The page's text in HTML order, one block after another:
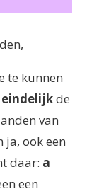
te kunnen
eindelijkde
van
ja, ook een
daar: a
een